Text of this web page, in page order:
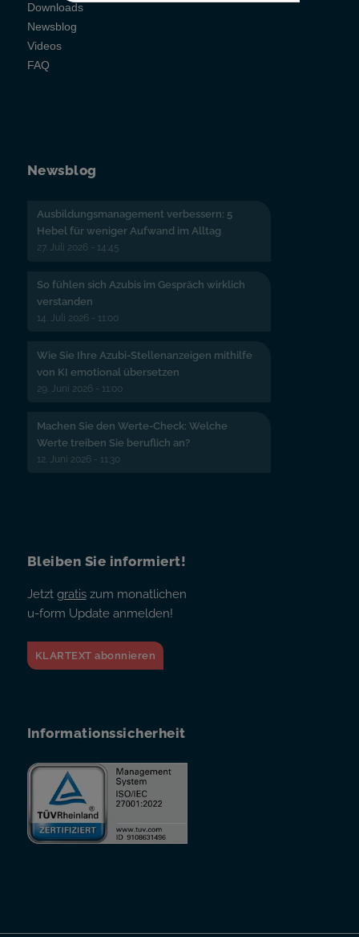
Downloads
Newsblog
Videos
FAQ
Newsblog
Ausbildungsmanagement verbessern: 5
Hebel für weniger Aufwand im Alltag
27. Juli 2026 - 14:45
So fühlen sich Azubis im Gespräch wirklich
verstanden
14. Juli 2026 - 11:00
Wie Sie Ihre Azubi-Stellenanzeigen mithilfe
von KI emotional übersetzen
29. Juni 2026 - 11:00
Machen Sie den Werte-Check: Welche
Werte treiben Sie beruflich an?
12. Juni 2026 - 11:30
Bleiben Sie informiert!
Jetzt gratiszum monatlichen
u-form Update anmelden!
KLARTEXT abonnieren
Informationssicherheit